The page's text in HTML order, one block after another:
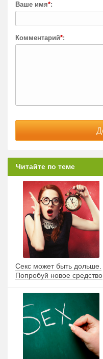
Ваше имя*:
Комментарий*:
Читайте по теме
Секс может быть дольше.
Попробуй новое средство